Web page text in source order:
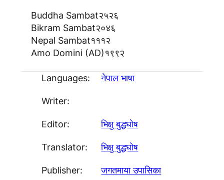
Buddha Sambat२५२६
Bikram Sambat२०४६
Nepal Sambat१११२
Amo Domini (AD)१९९२
Languages: नेपाल भाषा
Writer:
Editor: भिक्षु बुद्धघाेष
Translator: भिक्षु बुद्धघोष
Publisher: जगतमाया उपासिका